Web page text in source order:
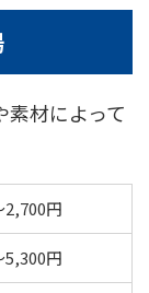
材によって
円
円